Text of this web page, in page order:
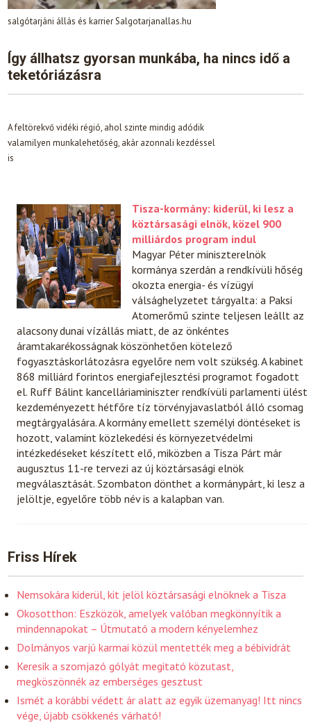
salgótarjáni állás és karrier Salgotarjanallas.hu
Így állhatsz gyorsan munkába, ha nincs idő a
teketóriázásra
A feltörekvő vidéki régió, ahol szinte mindig adódik
valamilyen munkalehetőség, akár azonnali kezdéssel
is
Tisza-kormány: kiderül, ki lesz a
köztársasági elnök, közel 900
milliárdos program indul
Magyar Péter miniszterelnök
kormánya szerdán a rendkívüli hőség
okozta energia- és vízügyi
válsághelyzetet tárgyalta: a Paksi
Atomerőmű szinte teljesen leállt az
alacsony dunai vízállás miatt, de az önkéntes
áramtakarékosságnak köszönhetően kötelező
fogyasztáskorlátozásra egyelőre nem volt szükség. A kabinet
868 milliárd forintos energiafejlesztési programot fogadott
el. Ruff Bálint kancelláriaminiszter rendkívüli parlamenti ülést
kezdeményezett hétfőre tíz törvényjavaslatból álló csomag
megtárgyalására. A kormány emellett személyi döntéseket is
hozott, valamint közlekedési és környezetvédelmi
intézkedéseket készített elő, miközben a Tisza Párt már
augusztus 11-re tervezi az új köztársasági elnök
megválasztását. Szombaton dönthet a kormánypárt, ki lesz a
jelöltje, egyelőre több név is a kalapban van.
Friss Hírek
Nemsokára kiderül, kit jelöl köztársasági elnöknek a Tisza
Okosotthon: Eszközök, amelyek valóban megkönnyítik a
mindennapokat – Útmutató a modern kényelemhez
Dolmányos varjú karmai közül mentették meg a bébividrát
Keresik a szomjazó gólyát megitató közutast,
megköszönnék az emberséges gesztust
Ismét a korábbi védett ár alatt az egyik üzemanyag! Itt nincs
vége, újabb csökkenés várható!